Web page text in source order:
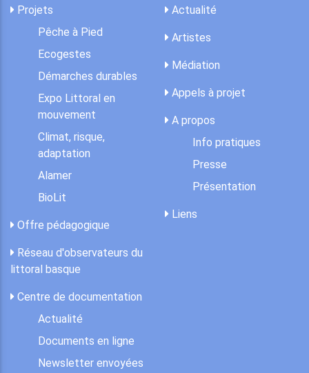
Projets
Pêche à Pied
Ecogestes
Démarches durables
Expo Littoral en
mouvement
Climat, risque,
adaptation
Alamer
BioLit
Offre pédagogique
Réseau d'observateurs du
littoral basque
Centre de documentation
Actualité
Documents en ligne
Newsletter envoyées
Actualité
Artistes
Médiation
Appels à projet
A propos
Info pratiques
Presse
Présentation
Liens